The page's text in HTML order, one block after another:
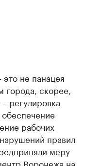
не панацея
города, скорее,
регулировка
рабочих
правил
меру
Воронежа на